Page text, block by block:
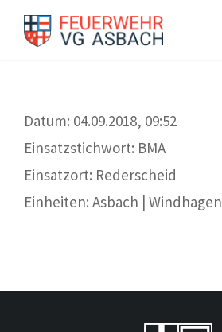
Datum: 04.09.2018, 09:52
Einsatzstichwort: BMA
Einsatzort: Rederscheid
Einheiten: Asbach | Windhagen